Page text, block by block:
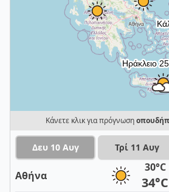
Κάνετε κλικ για πρόγνωση
Δευ 10 Αυγ Τρί 11 Αυγ
Αθήνα
30°C
34°C